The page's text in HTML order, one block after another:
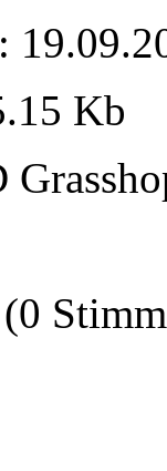
Kb